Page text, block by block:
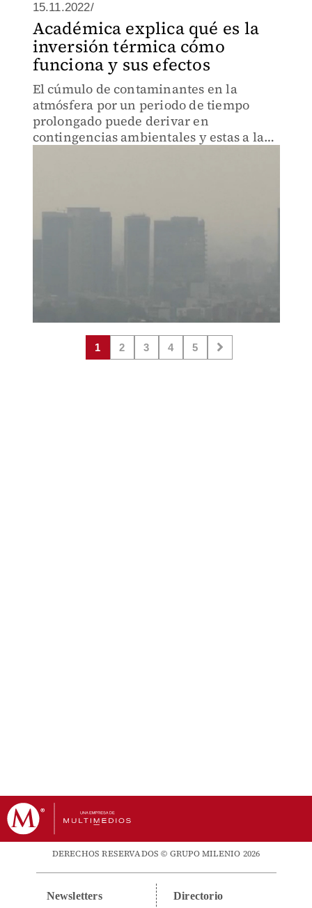
15.11.2022/
Académica explica qué es la
inversión térmica cómo
funciona y sus efectos
El cúmulo de contaminantes en la
atmósfera por un periodo de tiempo
prolongado puede derivar en
contingencias ambientales y estas a la
1 2 3 4 5
DERECHOS RESERVADOS © GRUPO MILENIO 2026
Newsletters Directorio